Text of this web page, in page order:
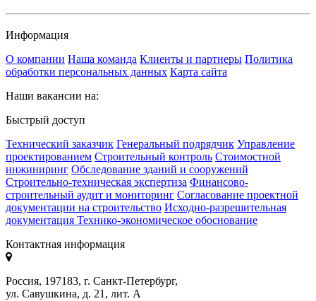
Информация
О компании Наша команда Клиенты и партнеры Политика
обработки персональных данных Карта сайта
Наши вакансии на:
Быстрый доступ
Технический заказчик Генеральный подрядчик Управление
проектированием Строительный контроль Стоимостной
инжиниринг Обследование зданий и сооружений
Строительно-техническая экспертиза Финансово-
строительный аудит и мониторинг Согласование проектной
документации на строительство Исходно-разрешительная
документация Технико-экономическое обоснование
Контактная информация
Россия, 197183, г. Санкт-Петербург,
ул. Савушкина, д. 21, лит. А